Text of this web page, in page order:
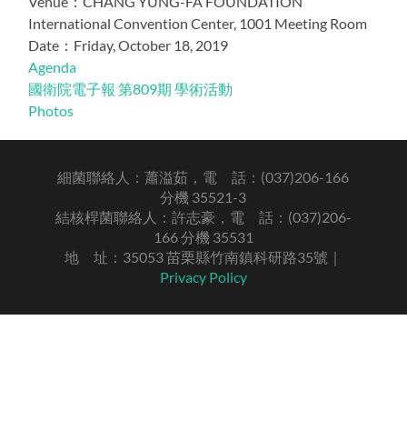
International Convention Center, 1001 Meeting Room
Date：Friday, October 18, 2019
Agenda
國衛院電子報 第809期 學術活動
Photos
細菌聯絡人：蕭溢茹，電 話：(037)206-166
分機 35521-3
結核桿菌聯絡人：許志豪，電 話：(037)206-
166 分機 35531
地 址：35053 苗栗縣竹南鎮科研路35號｜
Privacy Policy